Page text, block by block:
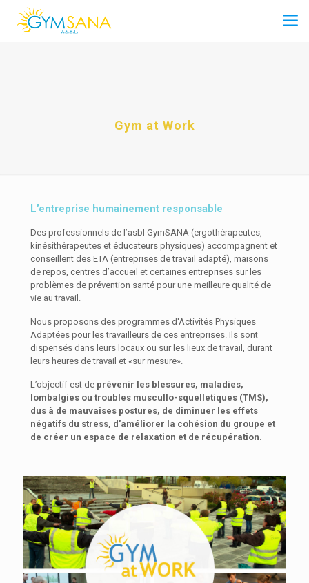
Gym at Work
L’entreprise humainement responsable
Des professionnels de l’asbl GymSANA (ergothérapeutes,
kinésithérapeutes et éducateurs physiques) accompagnent et
conseillent des ETA (entreprises de travail adapté), maisons
de repos, centres d’accueil et certaines entreprises sur les
problèmes de prévention santé pour une meilleure qualité de
vie au travail.
Nous proposons des programmes d'Activités Physiques
Adaptées pour les travailleurs de ces entreprises. Ils sont
dispensés dans leurs locaux ou sur les lieux de travail, durant
leurs heures de travail et «sur mesure».
L’objectif est de prévenir les blessures, maladies,
lombalgies ou troubles muscullo-squelletiques (TMS),
dus à de mauvaises postures, de diminuer les effets
négatifs du stress, d'améliorer la cohésion du groupe et
de créer un espace de relaxation et de récupération.